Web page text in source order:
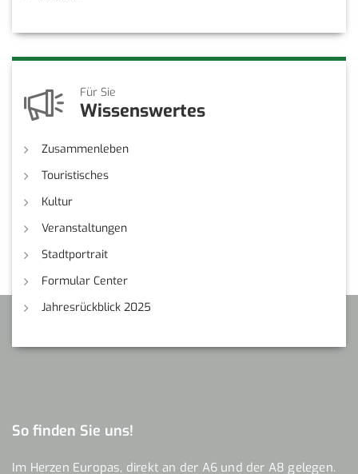
Für Sie
Wissenswertes
Zusammenleben
Touristisches
Kultur
Veranstaltungen
Stadtportrait
Formular Center
Jahresrückblick 2025
So finden Sie uns!
Im Herzen Europas, direkt an der A6 und der A8 gelegen.